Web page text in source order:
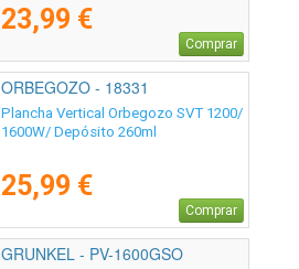
23,99 €
Comprar
ORBEGOZO - 18331
Plancha Vertical Orbegozo SVT 1200/
1600W/ Depósito 260ml
25,99 €
Comprar
GRUNKEL - PV-1600GSO